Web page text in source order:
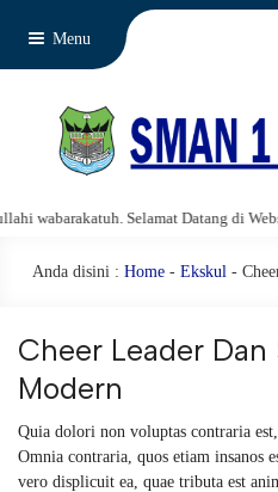
Menu
Selamat Datang di
Anda disini : Home- Ekskul-
Cheer Leader Dan
Modern
Quia dolori non voluptas contraria
Omnia contraria, quos etiam insanos
vero displicuit ea, quae tributa est